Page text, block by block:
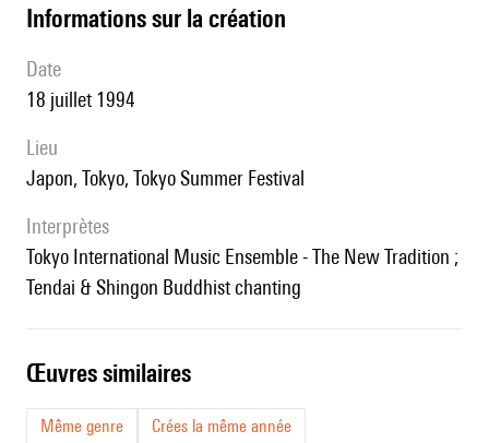
informations sur la création
date
18 juillet 1994
lieu
Japon, Tokyo, Tokyo Summer Festival
interprètes
Tokyo International Music Ensemble - The New Tradition ;
Tendai & Shingon Buddhist chanting
œuvres similaires
Même genre
Crées la même année